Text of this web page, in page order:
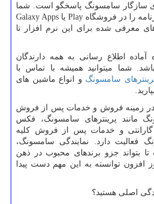
سازگار سامسونگ پاسخگو است. شما
را در فروشگاه Play یا Galaxy Apps
معرفی شده برای این نرم افزار تا
آماده اطلاع رسانی به همه دارندگان
شما میتوانید همیشه با تماس با
سامسونگ و انواع ماشین های
در زمینه فروش و خدمات پس از فروش
مانند پرینترهای سامسونگ، فکس
و خدمات پس از فروش کلیه
فعالیت دارد. نمایندگی سامسونگ،
بتواند جزو برندهای محبوب در ذهن
افزون توانسته به این مهم دست پیدا
اصلی هستید؟